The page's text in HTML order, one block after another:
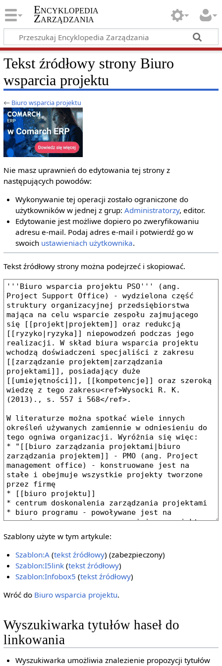
Encyklopedia
Zarządzania
Tekst źródłowy strony Biuro
wsparcia projektu
← Biuro wsparcia projektu
Nie masz uprawnień do edytowania tej strony z
następujących powodów:
Wykonywanie tej operacji zostało ograniczone do
użytkowników w jednej z grup:Administratorzy, editor.
Edytowanie jest możliwe dopiero po zweryfikowaniu
adresu e‐mail. Podaj adres e‐mail i potwierdź go w
swoich ustawieniach użytkownika.
Tekst źródłowy strony można podejrzeć i skopiować.
Szablony użyte w tym artykule:
Szablon:A (tekst źródłowy) (zabezpieczony)
Szablon:I5link (tekst źródłowy)
Szablon:Infobox5 (tekst źródłowy)
Wróć do Biuro wsparcia projektu.
Wyszukiwarka tytułów haseł do
linkowania
Wyszukiwarka umożliwia znalezienie propozycji tytułów